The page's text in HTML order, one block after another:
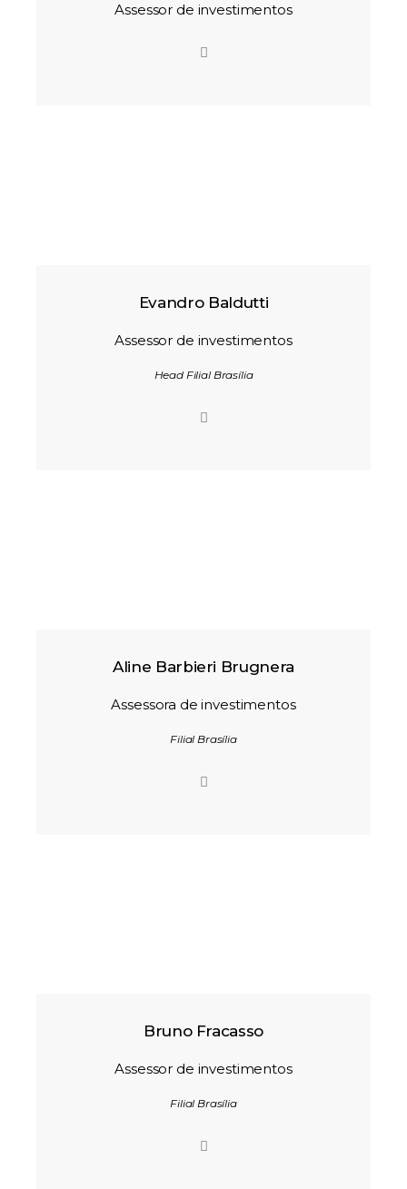
Assessor de investimentos
Evandro Baldutti
Assessor de investimentos
Head Filial Brasília
Aline Barbieri Brugnera
Assessora de investimentos
Filial Brasília
Bruno Fracasso
Assessor de investimentos
Filial Brasília